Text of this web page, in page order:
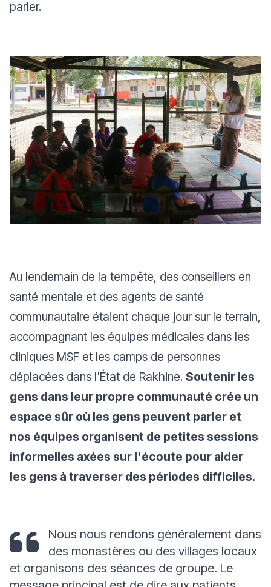
parler.
Au lendemain de la tempête, des conseillers en
santé mentale et des agents de santé
communautaire étaient chaque jour sur le terrain,
accompagnant les équipes médicales dans les
cliniques MSF et les camps de personnes
déplacées dans l'État de Rakhine. Soutenir les
gens dans leur propre communauté crée un
espace sûr où les gens peuvent parler et
nos équipes organisent de petites sessions
informelles axées sur l'écoute pour aider
les gens à traverser des périodes difficiles.
Nous nous rendons généralement dans
des monastères ou des villages locaux
et organisons des séances de groupe. Le